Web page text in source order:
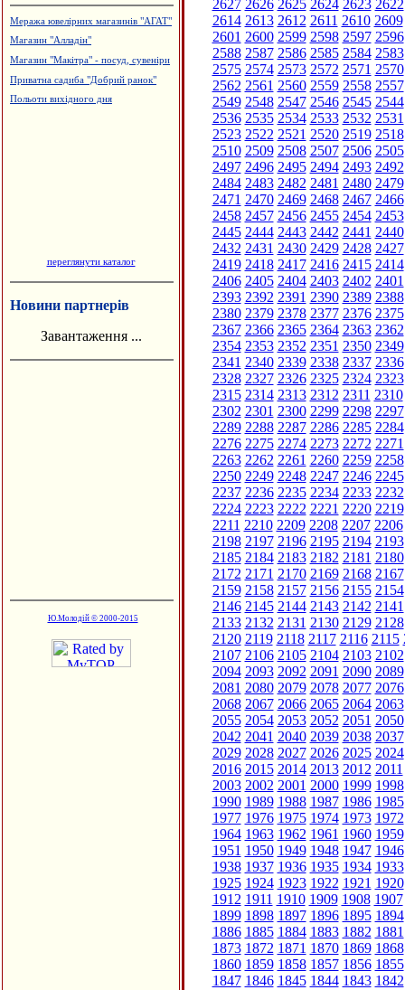
Гуртовня канцтоварів
Турецька баня, сауна "Магнолія"
Виробництво солоду, ВАТ
переглянути каталог
Новини партнерів
Завантаження ...
Ю.Молодій © 2000-2015
2627 2626 2625 2624 2623 2622
2614 2613 2612 2611 2610 2609
2601 2600 2599 2598 2597 2596
2588 2587 2586 2585 2584 2583
2575 2574 2573 2572 2571 2570
2562 2561 2560 2559 2558 2557
2549 2548 2547 2546 2545 2544
2536 2535 2534 2533 2532 2531
2523 2522 2521 2520 2519 2518
2510 2509 2508 2507 2506 2505
2497 2496 2495 2494 2493 2492
2484 2483 2482 2481 2480 2479
2471 2470 2469 2468 2467 2466
2458 2457 2456 2455 2454 2453
2445 2444 2443 2442 2441 2440
2432 2431 2430 2429 2428 2427
2419 2418 2417 2416 2415 2414
2406 2405 2404 2403 2402 2401
2393 2392 2391 2390 2389 2388
2380 2379 2378 2377 2376 2375
2367 2366 2365 2364 2363 2362
2354 2353 2352 2351 2350 2349
2341 2340 2339 2338 2337 2336
2328 2327 2326 2325 2324 2323
2315 2314 2313 2312 2311 2310
2302 2301 2300 2299 2298 2297
2289 2288 2287 2286 2285 2284
2276 2275 2274 2273 2272 2271
2263 2262 2261 2260 2259 2258
2250 2249 2248 2247 2246 2245
2237 2236 2235 2234 2233 2232
2224 2223 2222 2221 2220 2219
2211 2210 2209 2208 2207 2206
2198 2197 2196 2195 2194 2193
2185 2184 2183 2182 2181 2180
2172 2171 2170 2169 2168 2167
2159 2158 2157 2156 2155 2154
2146 2145 2144 2143 2142 2141
2133 2132 2131 2130 2129 2128
2120 2119 2118 2117 2116 2115
2107 2106 2105 2104 2103 2102
2094 2093 2092 2091 2090 2089
2081 2080 2079 2078 2077 2076
2068 2067 2066 2065 2064 2063
2055 2054 2053 2052 2051 2050
2042 2041 2040 2039 2038 2037
2029 2028 2027 2026 2025 2024
2016 2015 2014 2013 2012 2011
2003 2002 2001 2000 1999 1998
1990 1989 1988 1987 1986 1985
1977 1976 1975 1974 1973 1972
1964 1963 1962 1961 1960 1959
1951 1950 1949 1948 1947 1946
1938 1937 1936 1935 1934 1933
1925 1924 1923 1922 1921 1920
1912 1911 1910 1909 1908 1907
1899 1898 1897 1896 1895 1894
1886 1885 1884 1883 1882 1881
1873 1872 1871 1870 1869 1868
1860 1859 1858 1857 1856 1855
1847 1846 1845 1844 1843 1842